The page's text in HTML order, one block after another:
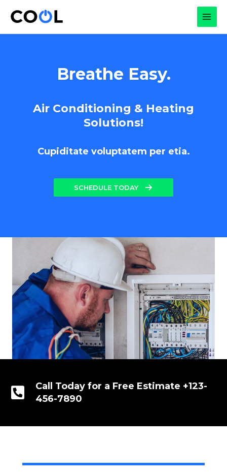
Breathe Easy.
Air Conditioning & Heating
Solutions!
Cupiditate voluptatem per etia.
SCHEDULE TODAY
Call Today for a Free Estimate +123-
456-7890